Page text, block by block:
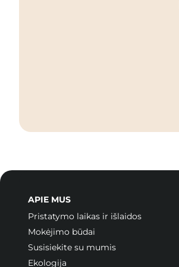
APIE MUS
Pristatymo laikas ir išlaidos
Mokėjimo būdai
Susisiekite su mumis
Ekologija